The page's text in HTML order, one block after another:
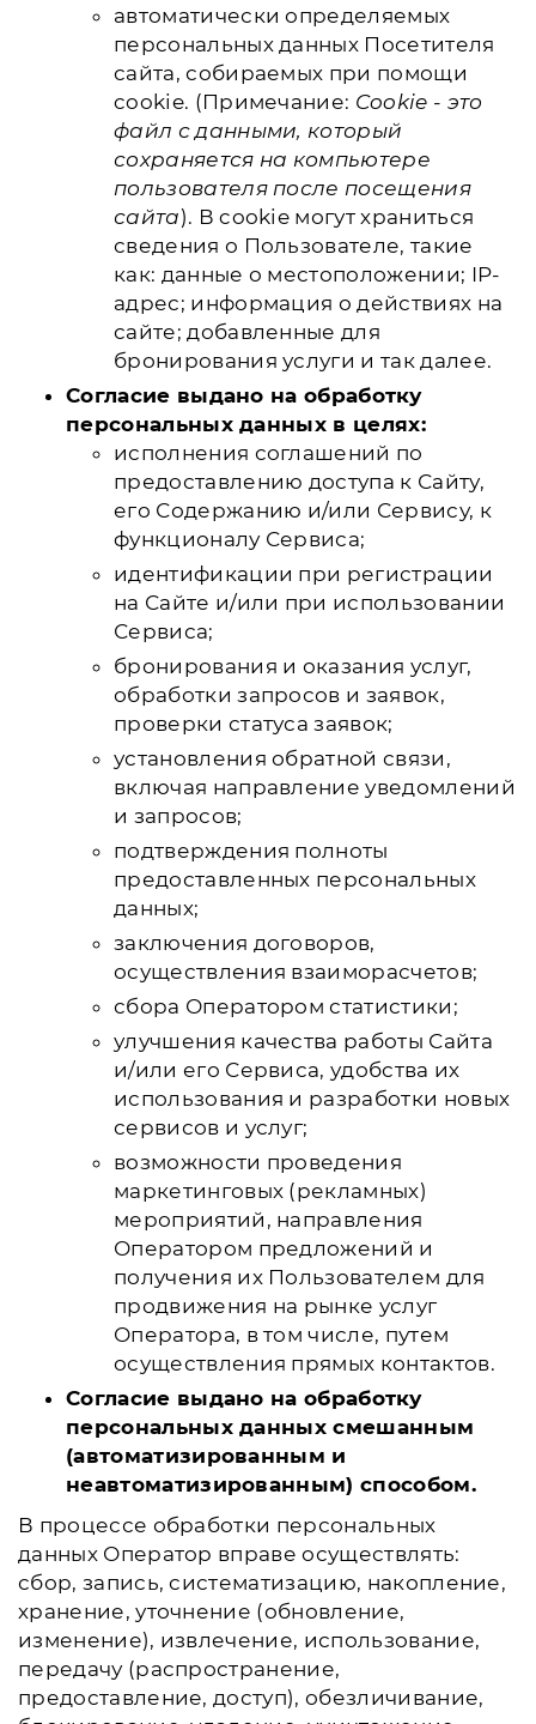
автоматически определяемых
персональных данных Посетителя
сайта, собираемых при помощи
cookie. (Примечание: Cookie - это
файл с данными, который
сохраняется на компьютере
пользователя после посещения
сайта). В cookie могут храниться
сведения о Пользователе, такие
как: данные о местоположении; IP-
адрес; информация о действиях на
сайте; добавленные для
бронирования услуги и так далее.
Согласие выдано на обработку
персональных данных в целях:
исполнения соглашений по
предоставлению доступа к Сайту,
его Содержанию и/или Сервису, к
функционалу Сервиса;
идентификации при регистрации
на Сайте и/или при использовании
Сервиса;
бронирования и оказания услуг,
обработки запросов и заявок,
проверки статуса заявок;
установления обратной связи,
включая направление уведомлений
и запросов;
подтверждения полноты
предоставленных персональных
данных;
заключения договоров,
осуществления взаиморасчетов;
сбора Оператором статистики;
улучшения качества работы Сайта
и/или его Сервиса, удобства их
использования и разработки новых
сервисов и услуг;
возможности проведения
маркетинговых (рекламных)
мероприятий, направления
Оператором предложений и
получения их Пользователем для
продвижения на рынке услуг
Оператора, в том числе, путем
осуществления прямых контактов.
Согласие выдано на обработку
персональных данных смешанным
(автоматизированным и
неавтоматизированным) способом.
В процессе обработки персональных
данных Оператор вправе осуществлять:
сбор, запись, систематизацию, накопление,
хранение, уточнение (обновление,
изменение), извлечение, использование,
передачу (распространение,
предоставление, доступ), обезличивание,